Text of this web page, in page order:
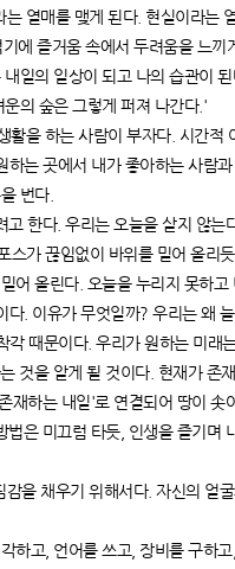
열매를 맺게 된다. 현실이라는
에 즐거움 속에서 두려움을 느
일의 일상이 되고 나의 습관이
의 숲은 그렇게 퍼져 나간다.'
을 하는 사람이 부자다. 시간적
는 곳에서 내가 좋아하는 사람
번다.
한다. 우리는 오늘을 살지 않는
가 끊임없이 바위를 밀어 올리
어 올린다. 오늘을 누리지 못하
. 이유가 무엇일까? 우리는 왜
때문이다. 우리가 원하는 미래
것을 알게 될 것이다. 현재가 존
하는 내일'로 연결되어 땅이 솟
은 미끄럼 타듯, 인생을 즐기며
을 채우기 위해서다. 자신의 얼
하고, 언어를 쓰고, 장비를 구하